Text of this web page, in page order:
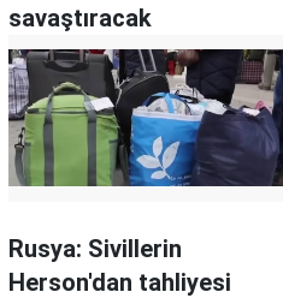
savaştıracak
Rusya: Sivillerin
Herson'dan tahliyesi